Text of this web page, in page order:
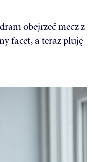
obejrzeć mecz z
facet, a teraz pluję